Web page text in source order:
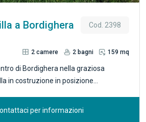
a Bordighera Cod. 2398
2camere 2 bagni 159 mq
di Bordighera nella graziosa
si suddivide in 100 mq. abitativi
soggiorno e un bagno, serviti da un
per informazioni